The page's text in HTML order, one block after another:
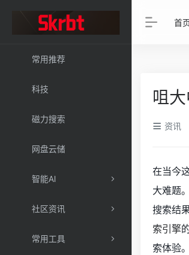
常用推荐
科技
磁力搜索
网盘云储
智能AI
社区资讯
常用工具
首
咀
资讯
在当今
大难题
搜索结
索引擎
索体验。